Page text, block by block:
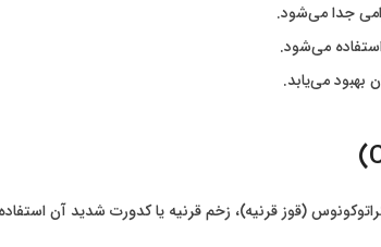
جدا می‌شود.
می‌شود.
بهبود می‌یابد.
(قوز قرنیه)، زخم قرنیه یا کدورت شدید آن